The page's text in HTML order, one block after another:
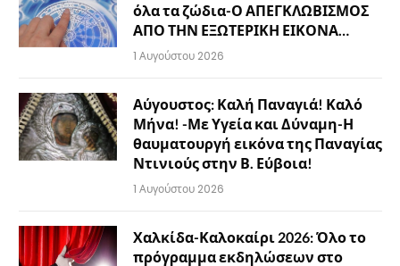
όλα τα ζώδια-Ο ΑΠΕΓΚΛΩΒΙΣΜΟΣ
ΑΠΟ ΤΗΝ ΕΞΩΤΕΡΙΚΗ ΕΙΚΟΝΑ…
1 Αυγούστου 2026
Αύγουστος: Καλή Παναγιά! Καλό
Μήνα! -Με Υγεία και Δύναμη-Η
θαυματουργή εικόνα της Παναγίας
Ντινιούς στην Β. Εύβοια!
1 Αυγούστου 2026
Χαλκίδα-Καλοκαίρι 2026: Όλο το
πρόγραμμα εκδηλώσεων στο